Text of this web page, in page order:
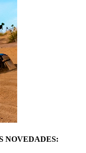
NOVEDADES:
de privacidad.